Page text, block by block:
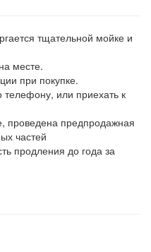
тщательной мойке и
месте.
при покупке.
или приехать к
проведена предпродажная
частей
продления до года за